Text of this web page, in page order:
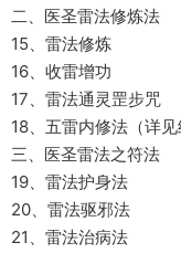
二、医圣雷法修炼法
15、雷法修炼
16、收雷增功
17、雷法通灵罡步咒
18、五雷内修法（详见
三、医圣雷法之符法
19、雷法护身法
20、雷法驱邪法
21、雷法治病法